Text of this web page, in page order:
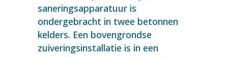
saneringsapparatuur is
ondergebracht in twee betonnen
kelders. Een bovengrondse
zuiveringsinstallatie is in een